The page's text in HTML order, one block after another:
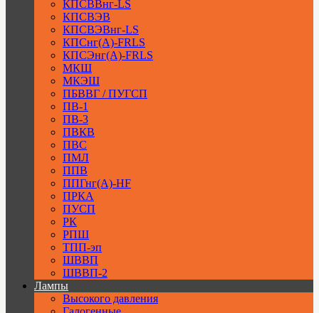
КПСВВнг-LS
КПСВЭВ
КПСВЭВнг-LS
КПСнг(А)-FRLS
КПСЭнг(А)-FRLS
МКШ
МКЭШ
ПБВВГ / ПУГСП
ПВ-1
ПВ-3
ПВКВ
ПВС
ПМЛ
ППВ
ППГнг(А)-HF
ПРКА
ПУСП
РК
РПШ
ТПП-эп
ШВВП
ШВВП-2
Лампы
Высокого давления